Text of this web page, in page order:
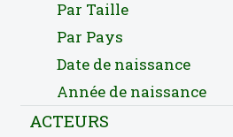
Par Taille
Par Pays
Date de naissance
Année de naissance
ACTEURS